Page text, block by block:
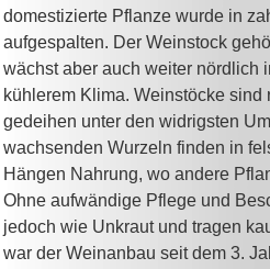
domestizierte Pflanze wurde in
aufgespalten. Der Weinstock
wächst aber auch weiter nördlich
kühlerem Klima. Weinstöcke sind
gedeihen unter den widrigsten
wachsenden Wurzeln finden in
Hängen Nahrung, wo andere
Ohne aufwändige Pflege und
jedoch wie Unkraut und tragen
war der Weinanbau seit dem 3.